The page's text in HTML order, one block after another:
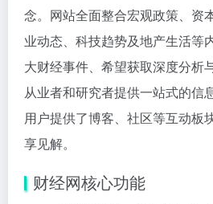
念。网站全面整合宏观政策、资
业动态、科技趋势及地产生活等
大财经事件、希望获取深度分析
从业者和研究者提供一站式的信
用户提供了博客、社区等互动板
享见解。
财经网核心功能